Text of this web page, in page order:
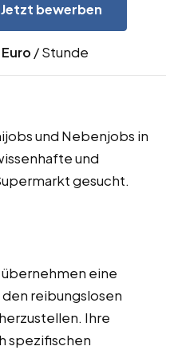
Jetzt bewerben
Euro / Stunde
und Nebenjobs in
und
gesucht.
eine
reibungslosen
Ihre
spezifischen